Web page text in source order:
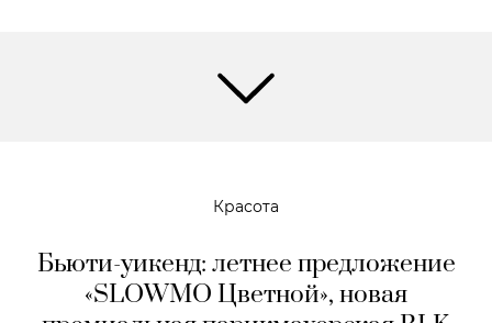
Красота
Бьюти-уикенд: летнее предложение
«SLOWMO Цветной», новая